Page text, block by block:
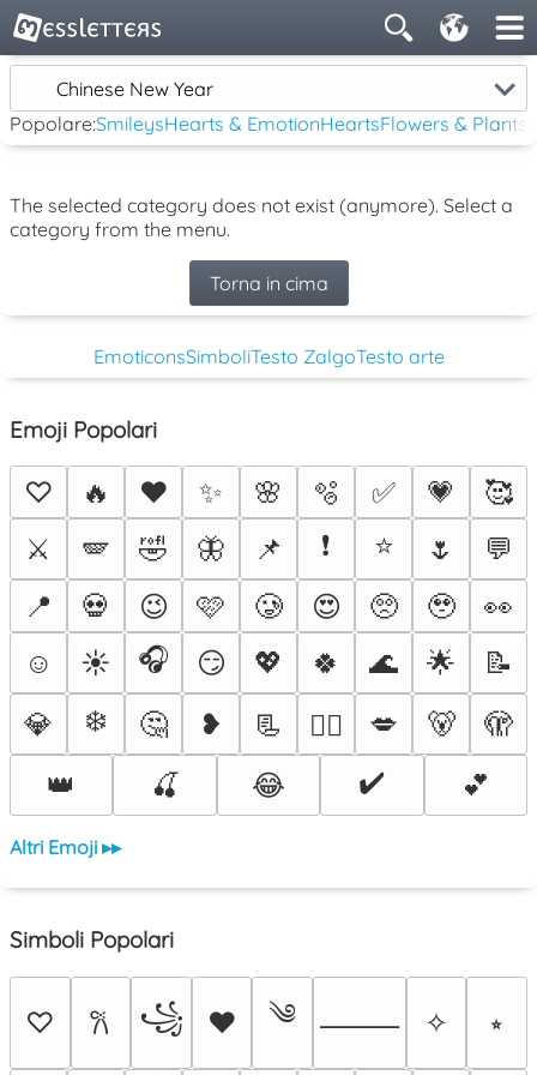
Chinese New Year
Popolare:SmileysHearts & EmotionHeartsFlowers & Plants
The selected category does not exist (anymore). Select a
category from the menu.
Torna in cima
EmoticonsSimboliTesto ZalgoTesto arte
Emoji Popolari
♡ 🔥 ❤️ ✨ 🌸 🫧 ✅ 💗
🥰
⚔️
🪽 🤣 🦋 📌 ❗ ⭐ 🌷
💬
📍
💀 😉 🩷 🥲 😍 🥺 🥹
👀
☺️
☀️ 🎧 😏 💖 🍀 🌊 🌟
📝
💎
❄️ 🤔 ❥ 📃 ❤️‍🔥 💋 🐻
🫣
👑
🍒 😂 ✔️ 💕
Altri Emoji ▸▸
Simboli Popolari
♡ 𐙚 ꧁ ♥ ༄ ⸻ ✧ ⭒